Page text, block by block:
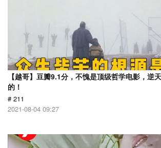
【越哥】豆瓣9.1分，不愧是顶级哲学电影，逆
的！
# 211
2021-08-04 09:27